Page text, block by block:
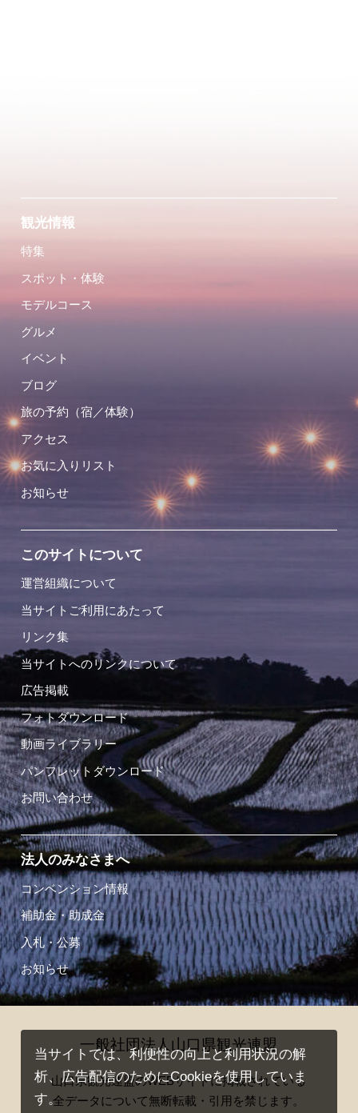
観光情報
特集
スポット・体験
モデルコース
グルメ
イベント
ブログ
旅の予約（宿／体験）
アクセス
お気に入りリスト
お知らせ
このサイトについて
運営組織について
当サイトご利用にあたって
リンク集
当サイトへのリンクについて
広告掲載
フォトダウンロード
動画ライブラリー
パンフレットダウンロード
お問い合わせ
法人のみなさまへ
コンベンション情報
補助金・助成金
入札・公募
お知らせ
一般社団法人山口県観光連盟
山口県観光連盟のWEBサイトに掲載されている
全データについて無断転載・引用を禁じます。
当サイトでは、利便性の向上と利用状況の解
析、広告配信のためにCookieを使用していま
す。